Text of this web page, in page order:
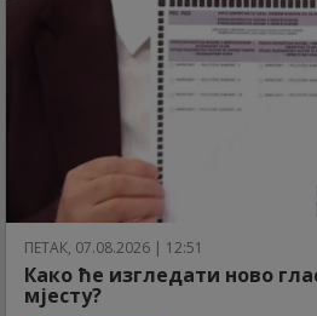
ПЕТАК, 07.08.2026 | 12:51
Како ће изгледати ново
мјесту?